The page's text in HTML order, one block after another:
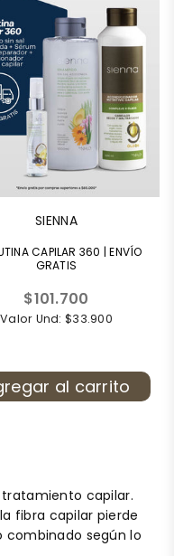
SIENNA
CAPILAR 360 | ENVÍO
GRATIS
Precio
habitual
$101.700
Valor Und: $33.900
al carrito
tratamiento capilar.
fibra capilar pierde
combinado según lo